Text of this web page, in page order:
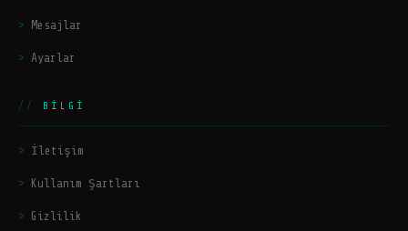
Mesajlar
Ayarlar
BILGI
İletişim
Kullanım Şartları
Gizlilik